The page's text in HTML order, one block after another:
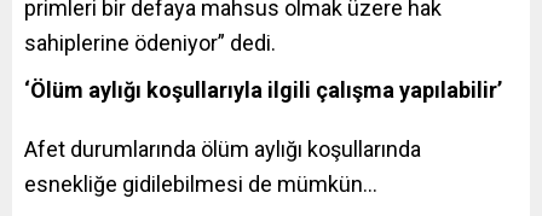
primleri bir defaya mahsus olmak üzere hak
sahiplerine ödeniyor” dedi.
‘Ölüm aylığı koşullarıyla ilgili çalışma yapılabilir’
Afet durumlarında ölüm aylığı koşullarında
esnekliğe gidilebilmesi de mümkün…